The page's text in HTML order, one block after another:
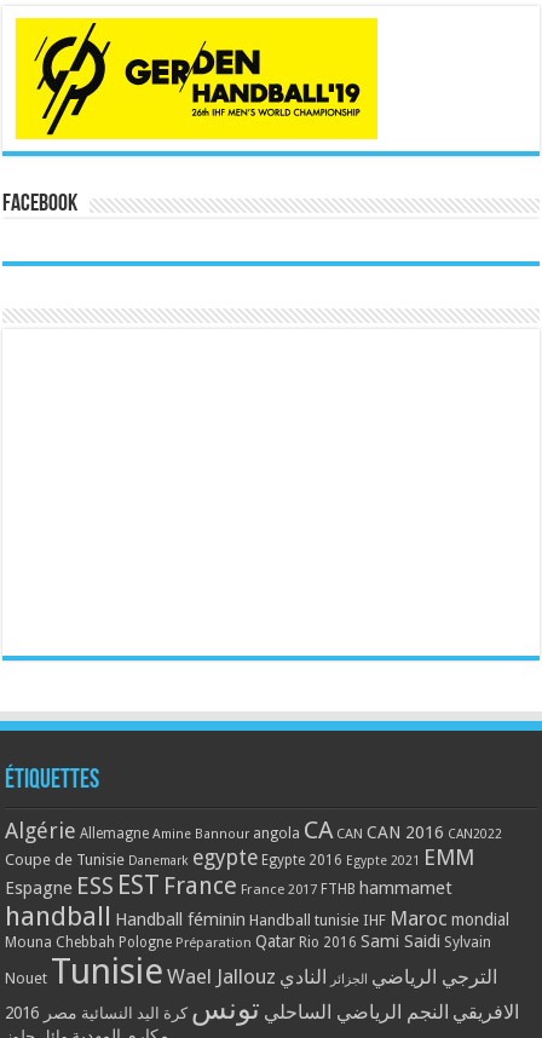
Facebook
Étiquettes
Algérie Allemagne Amine Bannour angola CA CAN CAN 2016 CAN2022
Coupe de Tunisie Danemark egypte Egypte 2016 Egypte 2021 EMM
Espagne ESS EST France France 2017 FTHB hammamet
handball Handball féminin Handball tunisie IHF Maroc mondial
Mouna Chebbah Pologne Préparation Qatar Rio 2016 Sami Saidi Sylvain
Nouet Tunisie Wael Jallouz الترجي الرياضي الجزائر النادي
الافريقي النجم الرياضي الساحلي تونس كرة اليد النسائية مصر 2016